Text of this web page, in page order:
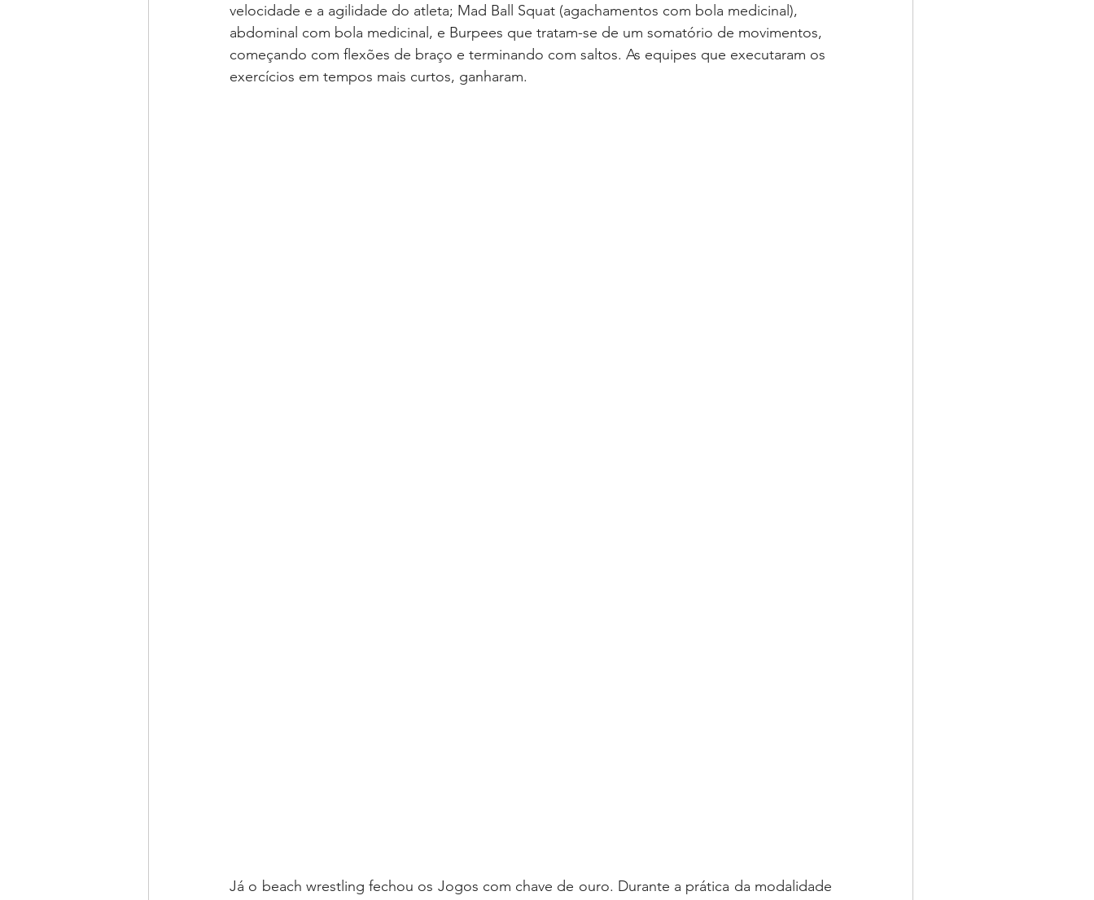
velocidade e a agilidade do atleta; Mad Ball Squat (agachamentos com bola medicinal),
abdominal com bola medicinal, e Burpees que tratam-se de um somatório de movimentos,
começando com flexões de braço e terminando com saltos. As equipes que executaram os
exercícios em tempos mais curtos, ganharam.
Já o beach wrestling fechou os Jogos com chave de ouro. Durante a prática da modalidade